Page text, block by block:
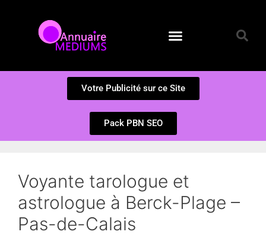
Votre Publicité sur ce Site
Pack PBN SEO
Voyante tarologue et
astrologue à Berck-Plage –
Pas-de-Calais